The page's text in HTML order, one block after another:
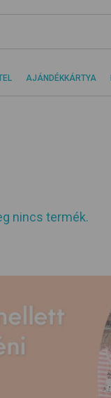
AJÁNDÉKKÁRTYA
nincs termék.